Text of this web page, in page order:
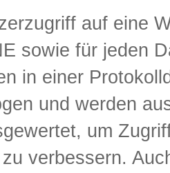
auf eine
sowie für jeden
in einer
und werden
um
verbessern.